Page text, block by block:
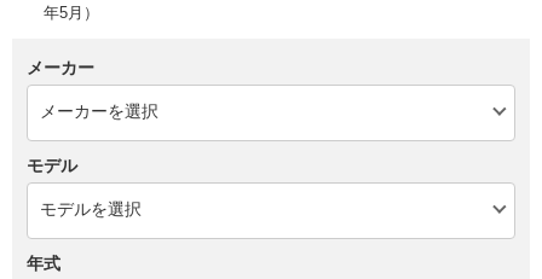
年5月）
メーカー
モデル
年式